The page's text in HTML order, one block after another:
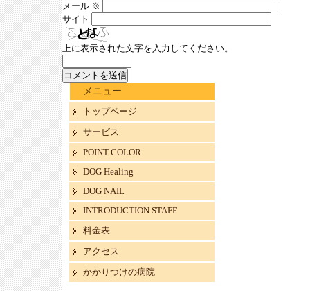
メール ※
サイト
上に表示された文字を入力してください。
メニュー
トップページ
サービス
POINT COLOR
DOG Healing
DOG NAIL
INTRODUCTION STAFF
料金表
アクセス
かかりつけの病院